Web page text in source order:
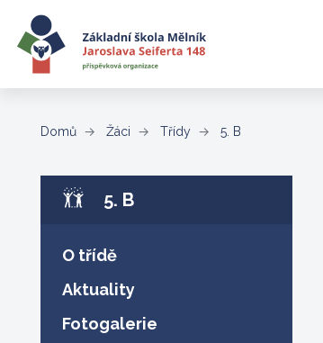
Domů Žáci Třídy 5. B
5. B
O třídě
Aktuality
Fotogalerie